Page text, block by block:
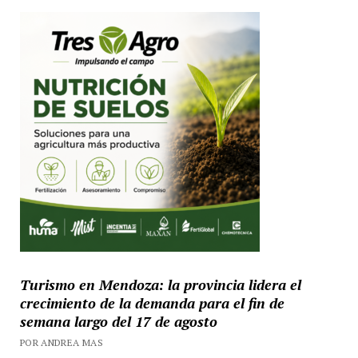
Turismo en Mendoza: la provincia lidera el
crecimiento de la demanda para el fin de
semana largo del 17 de agosto
POR ANDREA MAS